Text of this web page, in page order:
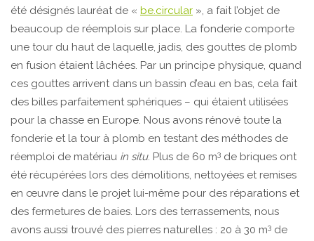
été désignés lauréat de « be.circular », a fait l’objet de
beaucoup de réemplois sur place. La fonderie comporte
une tour du haut de laquelle, jadis, des gouttes de plomb
en fusion étaient lâchées. Par un principe physique, quand
ces gouttes arrivent dans un bassin d’eau en bas, cela fait
des billes parfaitement sphériques – qui étaient utilisées
pour la chasse en Europe. Nous avons rénové toute la
fonderie et la tour à plomb en testant des méthodes de
réemploi de matériau in situ. Plus de 60 m3 de briques ont
été récupérées lors des démolitions, nettoyées et remises
en œuvre dans le projet lui-même pour des réparations et
des fermetures de baies. Lors des terrassements, nous
avons aussi trouvé des pierres naturelles : 20 à 30 m3 de